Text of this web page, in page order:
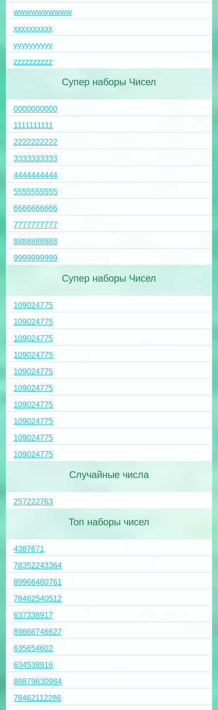
wwwwwwwwww
xxxxxxxxxx
yyyyyyyyyy
zzzzzzzzzz
Супер наборы Чисел
0000000000
1111111111
2222222222
3333333333
4444444444
5555555555
6666666666
7777777777
8888888888
9999999999
Супер наборы Чисел
109024775
109024775
109024775
109024775
109024775
109024775
109024775
109024775
109024775
109024775
Случайные числа
257222763
Топ наборы чисел
4387671
78352243364
89966480761
78462540512
637338917
89866746627
635654602
634538916
89879830984
78462112286